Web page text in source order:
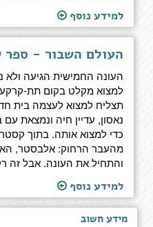
למידע נוסף
העונה החמישית הגיעה ולא
למצוא מקלט בקום תת-
תצליח למצוא לעצמה בית
נאסון, עדיין חיה ונמצאת
כדי למצוא אותה. בתוך
מהעבר הרחוק: אלבסטר,
והתחיל את העונה. אבל זה
למידע נוסף
מידע חשוב